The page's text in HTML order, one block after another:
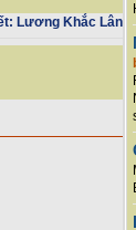
Lương Khắc Lân